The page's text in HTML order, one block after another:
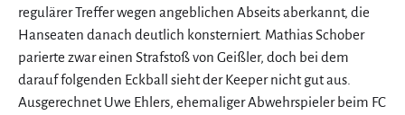
regulärer Treffer wegen angeblichen Abseits aberkannt, die
Hanseaten danach deutlich konsterniert. Mathias Schober
parierte zwar einen Strafstoß von Geißler, doch bei dem
darauf folgenden Eckball sieht der Keeper nicht gut aus.
Ausgerechnet Uwe Ehlers, ehemaliger Abwehrspieler beim FC